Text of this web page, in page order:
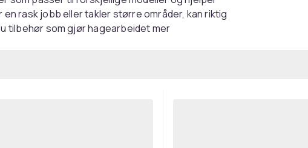
rask jobb eller takler større områder, kan riktig
tilbehør som gjør hagearbeidet mer